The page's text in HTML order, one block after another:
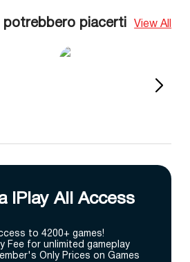
potrebbero piacerti View All
IPlay All Access
to 4200+ games!
Fee for unlimited gameplay
Only Prices on Games